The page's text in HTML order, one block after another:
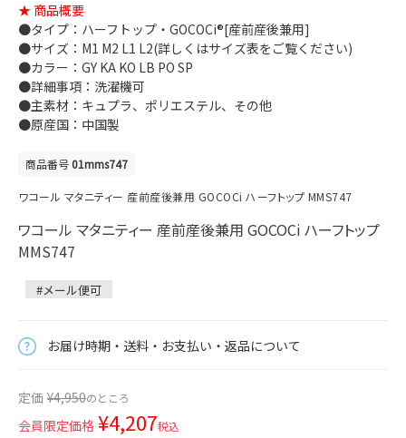
★ 商品概要
●タイプ：ハーフトップ・GOCOCi®[産前産後兼用]
●サイズ：M1 M2 L1 L2(詳しくはサイズ表をご覧ください)
●カラー：GY KA KO LB PO SP
●詳細事項：洗濯機可
●主素材：キュプラ、ポリエステル、その他
●原産国：中国製
商品番号01mms747
ワコール マタニティー 産前産後兼用 GOCOCi ハーフトップ MMS747
ワコール マタニティー 産前産後兼用 GOCOCi ハーフトップ
MMS747
#メール便可
お届け時期・送料・お支払い・返品について
定価 ¥4,950のところ
会員限定価格 ¥4,207税込